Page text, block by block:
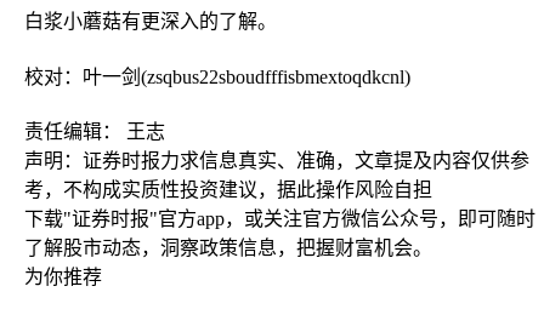
白浆小蘑菇有更深入的了解。
校对：叶一剑(zsqbus22sboudfffisbmextoqdkcnl)
责任编辑： 王志
声明：证券时报力求信息真实、准确，文章提及内容仅供参
考，不构成实质性投资建议，据此操作风险自担
下载"证券时报"官方app，或关注官方微信公众号，即可随时
了解股市动态，洞察政策信息，把握财富机会。
为你推荐